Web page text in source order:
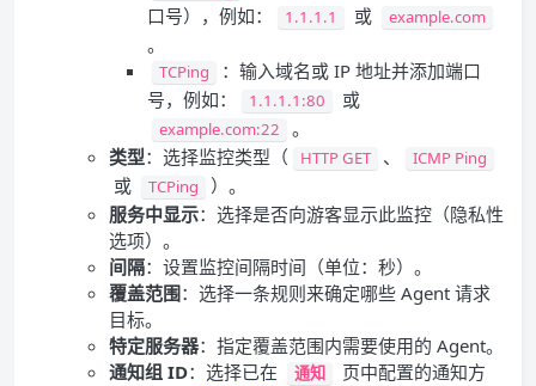
口号），例如：
1.1.1.1 或 example.com
。
TCPing
：输入域名或 IP 地址并添加端口
号，例如：
1.1.1.1:80 或
example.com:22
。
类型：选择监控类型（ HTTP GET 、 ICMP Ping
或 TCPing
）。
服务中显示：选择是否向游客显示此监控（隐私性
选项）。
间隔：设置监控间隔时间（单位：秒）。
覆盖范围：选择一条规则来确定哪些 Agent 请求
目标。
特定服务器：指定覆盖范围内需要使用的 Agent。
通知组 ID：选择已在 通知
页中配置的通知方